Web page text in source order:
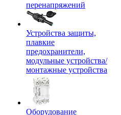
перенапряжений
Устройства защиты,
плавкие
предохранители,
модульные устройства/
монтажные устройства
Оборудование